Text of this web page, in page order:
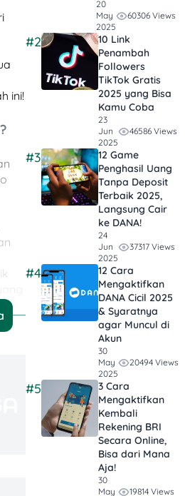
ini!
20
May
2025
60306 Views
#2
10 Link
Penambah
Followers
TikTok Gratis​
2025 yang Bisa
Kamu Coba
23
Jun
2025
46586 Views
#3
12 Game
Penghasil Uang
Tanpa Deposit
Terbaik 2025,
Langsung Cair
ke DANA!
24
Jun
2025
37317 Views
#4
12 Cara
Mengaktifkan
DANA Cicil 2025
& Syaratnya
agar Muncul di
Akun
30
May
2025
20494 Views
#5
3 Cara
Mengaktifkan
Kembali
Rekening BRI
Secara Online,
Bisa dari Mana
Aja!
30
May
19814 Views